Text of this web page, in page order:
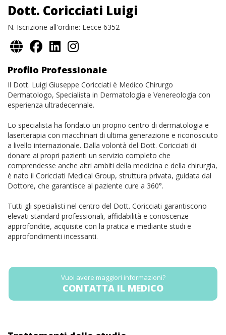
Dott. Coricciati Luigi
N. Iscrizione all'ordine: Lecce 6352
Profilo Professionale
Il Dott. Luigi Giuseppe Coricciati è Medico Chirurgo
Dermatologo, Specialista in Dermatologia e Venereologia con
esperienza ultradecennale.
Lo specialista ha fondato un proprio centro di dermatologia e
laserterapia con macchinari di ultima generazione e riconosciuto
a livello internazionale. Dalla volontà del Dott. Coricciati di
donare ai propri pazienti un servizio completo che
comprendesse anche altri ambiti della medicina e della chirurgia,
è nato il Coricciati Medical Group, struttura privata, guidata dal
Dottore, che garantisce al paziente cure a 360°.
Tutti gli specialisti nel centro del Dott. Coricciati garantiscono
elevati standard professionali, affidabilità e conoscenze
approfondite, acquisite con la pratica e mediante studi e
approfondimenti incessanti.
Vuoi avere maggiori informazioni?
CONTATTA IL MEDICO